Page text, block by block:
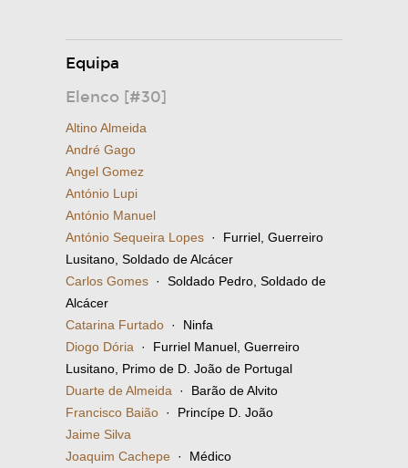
Equipa
Elenco [#30]
Altino Almeida
André Gago
Angel Gomez
António Lupi
António Manuel
António Sequeira Lopes · Furriel, Guerreiro
Lusitano, Soldado de Alcácer
Carlos Gomes · Soldado Pedro, Soldado de
Alcácer
Catarina Furtado · Ninfa
Diogo Dória · Furriel Manuel, Guerreiro
Lusitano, Primo de D. João de Portugal
Duarte de Almeida · Barão de Alvito
Francisco Baião · Princípe D. João
Jaime Silva
Joaquim Cachepe · Médico